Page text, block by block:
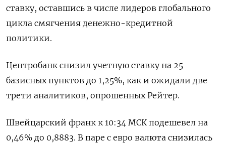
ставку, оставшись в числе лидеров глобального
цикла смягчения денежно-кредитной
политики.
Центробанк снизил учетную ставку на 25
базисных пунктов до 1,25%, как и ожидали две
трети аналитиков, опрошенных Рейтер.
Швейцарский франк к 10:34 МСК подешевел на
0,46% до 0,8883​. В паре с евро валюта снизилась